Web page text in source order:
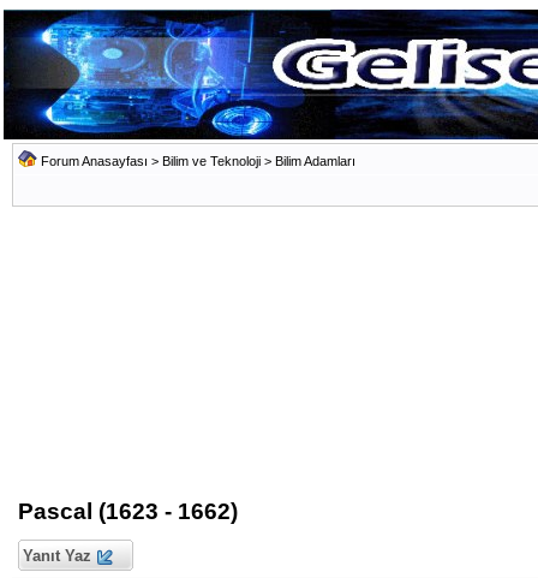
Forum Anasayfası > Bilim ve Teknoloji > Bilim Adamları
Pascal (1623 - 1662)
Yanıt Yaz